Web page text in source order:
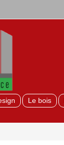
Le bois